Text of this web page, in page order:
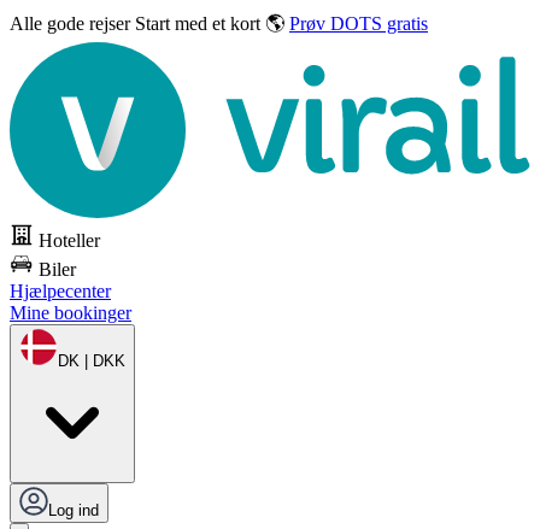
Alle gode rejser Start med et kort 🌎 Prøv DOTS gratis
Hoteller
Biler
Hjælpecenter
Mine bookinger
DK | DKK
Log ind